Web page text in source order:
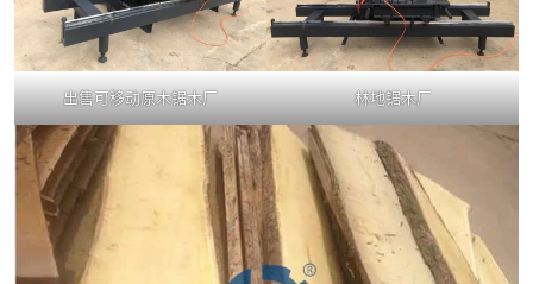
出售可移动原木锯木厂 林地锯木厂